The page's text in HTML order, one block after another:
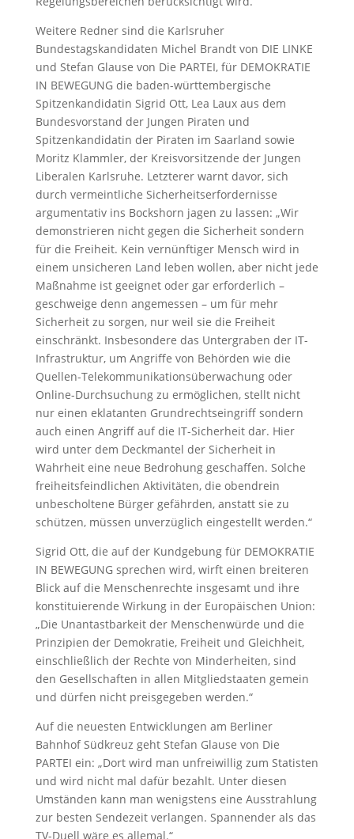
Weitere Redner sind die Karlsruher
Bundestagskandidaten Michel Brandt von DIE LINKE
und Stefan Glause von Die PARTEI, für DEMOKRATIE
IN BEWEGUNG die baden-württembergische
Spitzenkandidatin Sigrid Ott, Lea Laux aus dem
Bundesvorstand der Jungen Piraten und
Spitzenkandidatin der Piraten im Saarland sowie
Moritz Klammler, der Kreisvorsitzende der Jungen
Liberalen Karlsruhe. Letzterer warnt davor, sich
durch vermeintliche Sicherheitserfordernisse
argumentativ ins Bockshorn jagen zu lassen: „Wir
demonstrieren nicht gegen die Sicherheit sondern
für die Freiheit. Kein vernünftiger Mensch wird in
einem unsicheren Land leben wollen, aber nicht jede
Maßnahme ist geeignet oder gar erforderlich –
geschweige denn angemessen – um für mehr
Sicherheit zu sorgen, nur weil sie die Freiheit
einschränkt. Insbesondere das Untergraben der IT-
Infrastruktur, um Angriffe von Behörden wie die
Quellen-Telekommunikationsüberwachung oder
Online-Durchsuchung zu ermöglichen, stellt nicht
nur einen eklatanten Grundrechtseingriff sondern
auch einen Angriff auf die IT-Sicherheit dar. Hier
wird unter dem Deckmantel der Sicherheit in
Wahrheit eine neue Bedrohung geschaffen. Solche
freiheitsfeindlichen Aktivitäten, die obendrein
unbescholtene Bürger gefährden, anstatt sie zu
schützen, müssen unverzüglich eingestellt werden.“
Sigrid Ott, die auf der Kundgebung für DEMOKRATIE
IN BEWEGUNG sprechen wird, wirft einen breiteren
Blick auf die Menschenrechte insgesamt und ihre
konstituierende Wirkung in der Europäischen Union:
„Die Unantastbarkeit der Menschenwürde und die
Prinzipien der Demokratie, Freiheit und Gleichheit,
einschließlich der Rechte von Minderheiten, sind
den Gesellschaften in allen Mitgliedstaaten gemein
und dürfen nicht preisgegeben werden.“
Auf die neuesten Entwicklungen am Berliner
Bahnhof Südkreuz geht Stefan Glause von Die
PARTEI ein: „Dort wird man unfreiwillig zum Statisten
und wird nicht mal dafür bezahlt. Unter diesen
Umständen kann man wenigstens eine Ausstrahlung
zur besten Sendezeit verlangen. Spannender als das
TV-Duell wäre es allemal.“